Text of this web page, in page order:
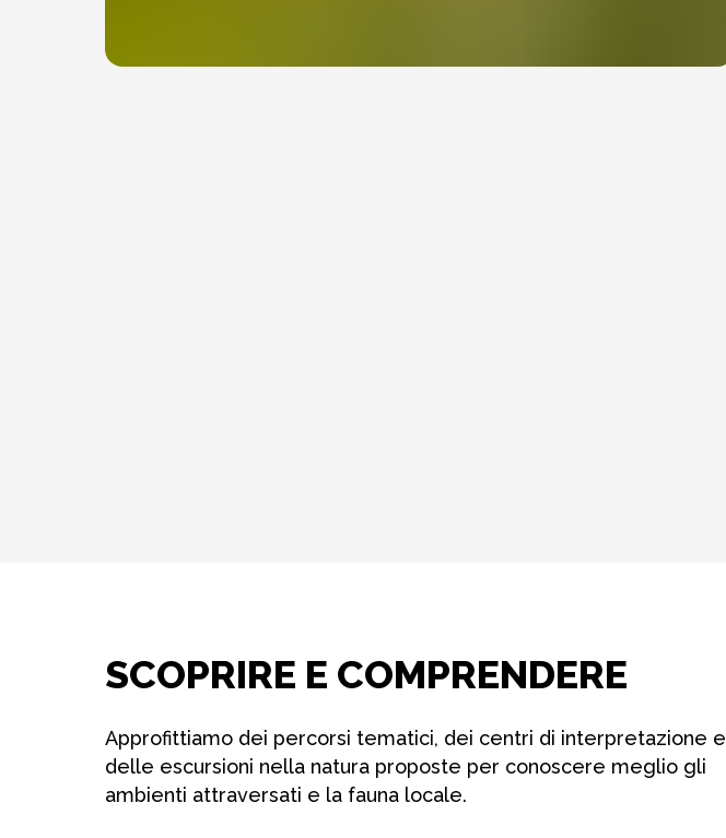
SCOPRIRE E COMPRENDERE
Approfittiamo dei percorsi tematici, dei centri di interpretazione e
delle escursioni nella natura proposte per conoscere meglio gli
ambienti attraversati e la fauna locale.